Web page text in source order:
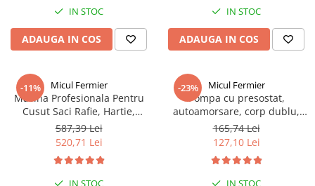
IN STOC
ADAUGA IN COS
IN STOC
ADAUGA IN COS
-11% Micul Fermier
Masina Profesionala Pentru
Cusut Saci Rafie, Hartie,
Panza-Plastic 210w taiere
automata, Micul Fermier GF-
1681
587,39 Lei
520,71 Lei
IN STOC
-23% Micul Fermier
Pompa cu presostat,
autoamorsare, corp dublu,
12V, 8 litri / minut, 110PSI, 7.5
bari Pandora
165,74 Lei
127,10 Lei
IN STOC